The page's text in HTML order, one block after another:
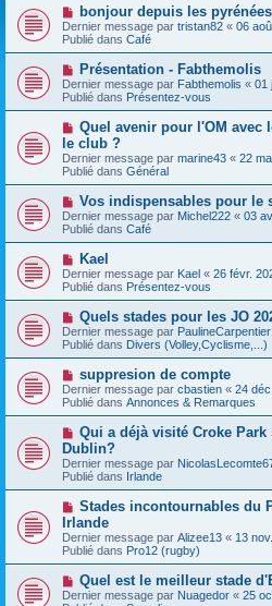
N
o
u
v
e
a
u
m
e
s
s
a
g
e
bonjour depuis les pyrénées
Dernier message par tristan82 « 06
Publié dans Café
N
o
u
v
a
u
m
e
s
s
g
e
Présentation - Fabthemolis
Dernier message par Fabthemolis « 01
Publié dans Présentez-vous
N
u
v
e
a
u
m
e
s
s
a
g
e
Quel avenir pour l'OM avec
le club ?
Dernier message par marine43 « 22
Publié dans Général
N
o
u
v
e
a
u
m
e
s
s
a
g
Vos indispensables pour le
Dernier message par Michel222 « 03
Publié dans Café
N
o
u
v
a
u
m
e
s
s
a
g
e
Kael
Dernier message par Kael « 26 févr.
Publié dans Présentez-vous
N
o
u
v
a
u
m
e
s
s
a
g
e
Quels stades pour les JO
Dernier message par
Publié dans Divers (Volley,Cyclisme,...)
N
o
u
v
a
u
m
e
s
s
a
g
e
suppresion de compte
Dernier message par cbastien « 24
Publié dans Annonces & Remarques
N
u
v
e
a
u
m
e
s
a
g
e
Qui a déjà visité Croke
Dublin?
Dernier message par
Publié dans Irlande
N
o
u
v
e
a
u
m
Stades incontournables du
Irlande
Dernier message par Alizee13 « 13
Publié dans Pro12 (rugby)
N
o
u
Quel est le meilleur stade
Dernier message par Nuagedor « 25